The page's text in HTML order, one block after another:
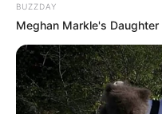
які не розслідували та
неодноразово були
активісти.
На тлі позиції
BUZZDAY
Meghan Markle's